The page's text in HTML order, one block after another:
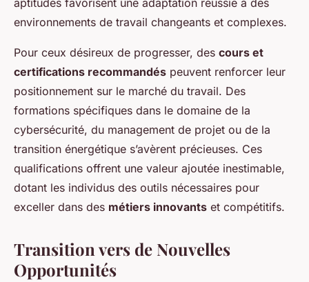
aptitudes favorisent une adaptation réussie à des
environnements de travail changeants et complexes.
Pour ceux désireux de progresser, des cours et
certifications recommandés peuvent renforcer leur
positionnement sur le marché du travail. Des
formations spécifiques dans le domaine de la
cybersécurité, du management de projet ou de la
transition énergétique s’avèrent précieuses. Ces
qualifications offrent une valeur ajoutée inestimable,
dotant les individus des outils nécessaires pour
exceller dans des métiers innovants et compétitifs.
Transition vers de Nouvelles
Opportunités